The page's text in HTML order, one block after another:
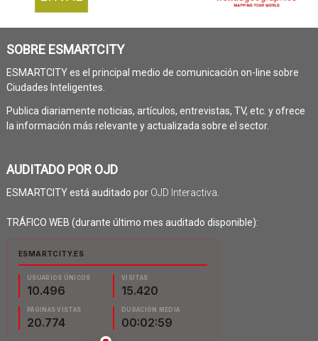
SOBRE ESMARTCITY
ESMARTCITY es el principal medio de comunicación on-line sobre
Ciudades Inteligentes.
Publica diariamente noticias, artículos, entrevistas, TV, etc. y ofrece
la información más relevante y actualizada sobre el sector.
AUDITADO POR OJD
ESMARTCITY está auditado por OJD Interactiva
TRÁFICO WEB (durante último mes auditado disponible):